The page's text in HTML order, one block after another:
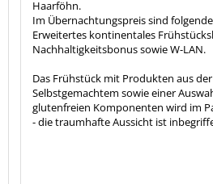
Haarföhn.
Im Übernachtungspreis sind
Erweitertes kontinentales
Nachhaltigkeitsbonus sowie W-LAN.
Das Frühstück mit Produkten aus
Selbstgemachtem sowie einer
glutenfreien Komponenten wird im
- die traumhafte Aussicht ist